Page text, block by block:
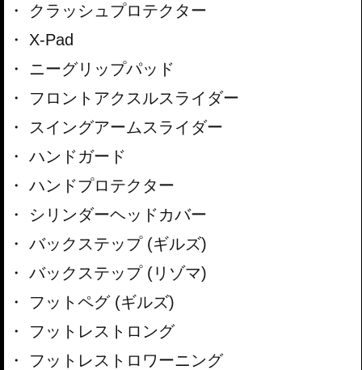
クラッシュプロテクター
X-Pad
ニーグリップパッド
フロントアクスルスライダー
スイングアームスライダー
ハンドガード
ハンドプロテクター
シリンダーヘッドカバー
バックステップ (ギルズ)
バックステップ (リゾマ)
フットペグ (ギルズ)
フットレストロング
フットレストロワーニング